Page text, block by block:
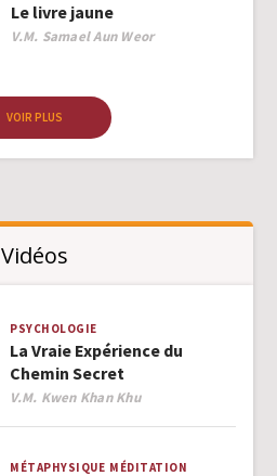
Le livre jaune
Author
V.M. Samael Aun Weor
VOIR PLUS
Vidéos
PSYCHOLOGIE
La Vraie Expérience du
Chemin Secret
Author
V.M. Kwen Khan Khu
MÉTAPHYSIQUE MÉDITATION